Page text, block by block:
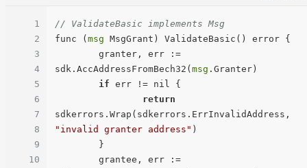
1
2
3
4
5
6
7
8
9
10
// ValidateBasic implements Msg
func ( msg MsgGrant) ValidateBasic() error {
sdk.AccAddressFromBech32( msg .Granter)
if err != nil {
return
"invalid granter address" )